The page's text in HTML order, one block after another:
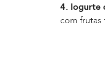
4. Iogurte
com frutas